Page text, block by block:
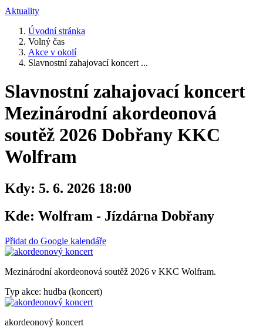
Aktuality
Úvodní stránka
Volný čas
Akce v okolí
Slavnostní zahajovací koncert ...
Slavnostní zahajovací koncert
Mezinárodní akordeonová
soutěž 2026 Dobřany KKC
Wolfram
Kdy: 5. 6. 2026 18:00
Kde: Wolfram - Jízdárna Dobřany
Přidat do Google kalendáře
Mezinárodní akordeonová soutěž 2026 v KKC Wolfram.
Typ akce: hudba (koncert)
akordeonový koncert